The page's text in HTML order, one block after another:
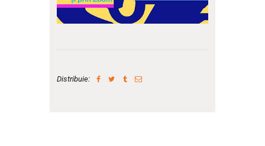
Distribuie: